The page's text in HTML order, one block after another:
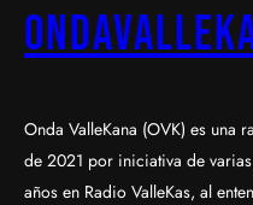
Onda ValleKana (OVK) es una
de 2021 por iniciativa de
años en Radio ValleKas, al